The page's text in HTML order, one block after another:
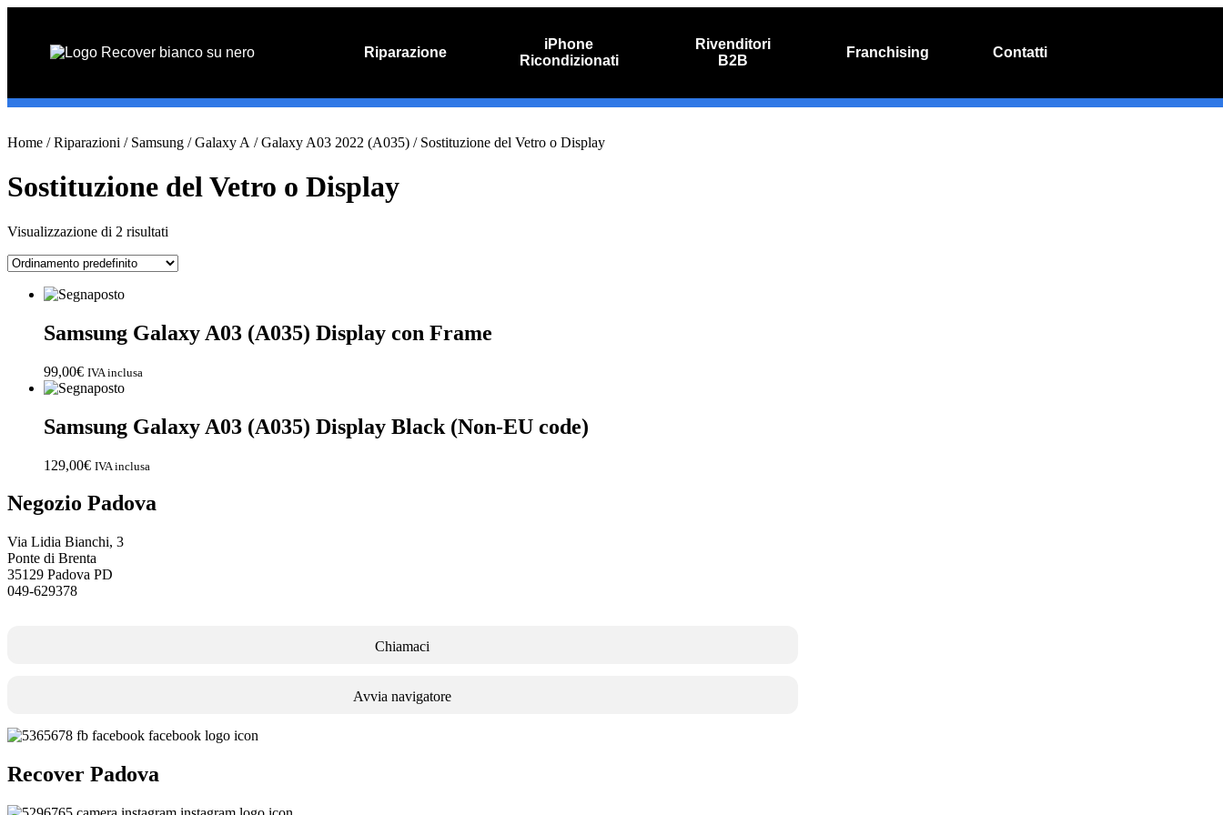
Riparazione
iPhone
Ricondizionati
Rivenditori
B2B
Franchising Contatti
PREVENTIVO
RIPARAZIONE IPHONE
Sostituzione batteria
Vai
contenuto
Home /Riparazioni / Samsung /Galaxy A /Galaxy A03 2022 (A035) / Sostituzione del Vetro o Display
Sostituzione del Vetro o Display
Visualizzazione di 2 risultati
Samsung Galaxy A03 (A035) Display con Frame
99,00€ IVA inclusa
Samsung Galaxy A03 (A035) Display Black (Non-EU code)
129,00€ IVA inclusa
Negozio Padova
Via Lidia Bianchi, 3
Ponte di Brenta
35129 Padova PD
049-629378
Chiamaci
Avvia navigatore
Recover Padova